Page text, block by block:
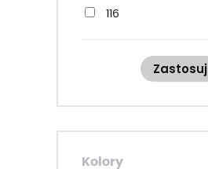
116
146
Zastosuj
Kolory